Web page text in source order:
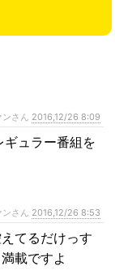
さん 2016,12/26 8:09
ュラー番組を
さん 2016,12/26 8:53
てるだけっす
載ですよ